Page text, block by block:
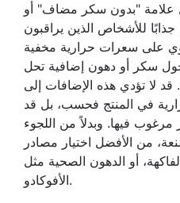
علامة "بدون سكر مضاف" أو
للأشخاص الذين يراقبون
على سعرات حرارية مخفية
سكر أو دهون إضافية تحل
لا تؤدي هذه الإضافات إلى
في المنتج فحسب، بل قد
مرغوب فيها. وبدلاً من اللجوء
من الأفضل اختيار مصادر
أو الدهون الصحية مثل
الأفوكادو.